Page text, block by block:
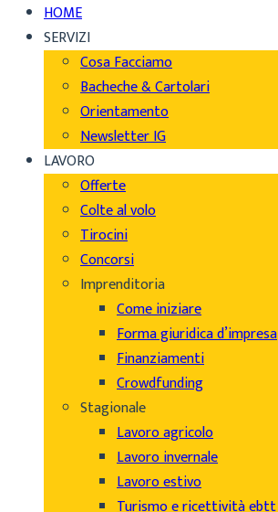
HOME
SERVIZI
Cosa Facciamo
Bacheche & Cartolari
Orientamento
Newsletter IG
LAVORO
Offerte
Colte al volo
Tirocini
Concorsi
Imprenditoria
Come iniziare
Forma giuridica d’impresa
Finanziamenti
Crowdfunding
Stagionale
Lavoro agricolo
Lavoro invernale
Lavoro estivo
Turismo e ricettività ebtt